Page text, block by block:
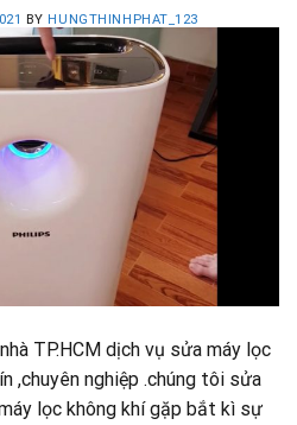
BY HUNGTHINHPHAT_123
TP.HCM dịch vụ sửa máy lọc
,chuyên nghiệp .chúng tôi sửa
lọc không khí gặp bắt kì sự